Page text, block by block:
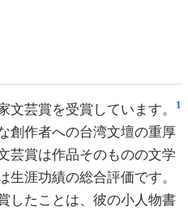
文芸賞を受賞しています。 1
創作者への台湾文壇の重厚
芸賞は作品そのものの文学
生涯功績の総合評価です。
したことは、彼の小人物書